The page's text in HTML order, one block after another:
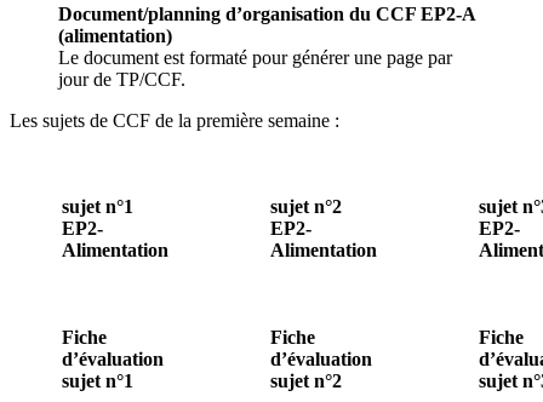
Document/planning d’organisation du CCF EP2-A
(alimentation)
Le document est formaté pour générer une page par
jour de TP/CCF.
Les sujets de CCF de la première semaine :
sujet n°1
EP2-
Alimentation
sujet n°2
EP2-
Alimentation
sujet
EP2-
Fiche
d’évaluation
sujet n°1
Fiche
d’évaluation
sujet n°2
Fiche
sujet